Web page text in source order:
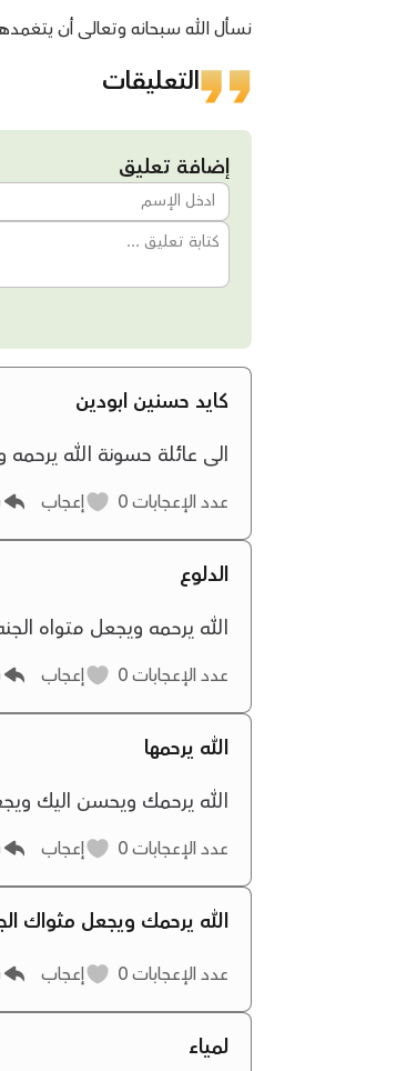
نسأل الله سبحانه وتعالى أن
التعليقات
إضافة تعليق
كايد حسنين ابودين
الى عائلة حسونة الله
عدد الإعجابات إعجاب
الدلوع
الله يرحمه ويجعل متواه
عدد الإعجابات إعجاب
الله يرحمها
الله يرحمك ويحسن اليك
عدد الإعجابات إعجاب
الله يرحمك ويجعل مثواك
عدد الإعجابات
إعجاب
لمياء